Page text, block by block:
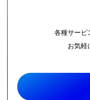
各種サービ
お気軽